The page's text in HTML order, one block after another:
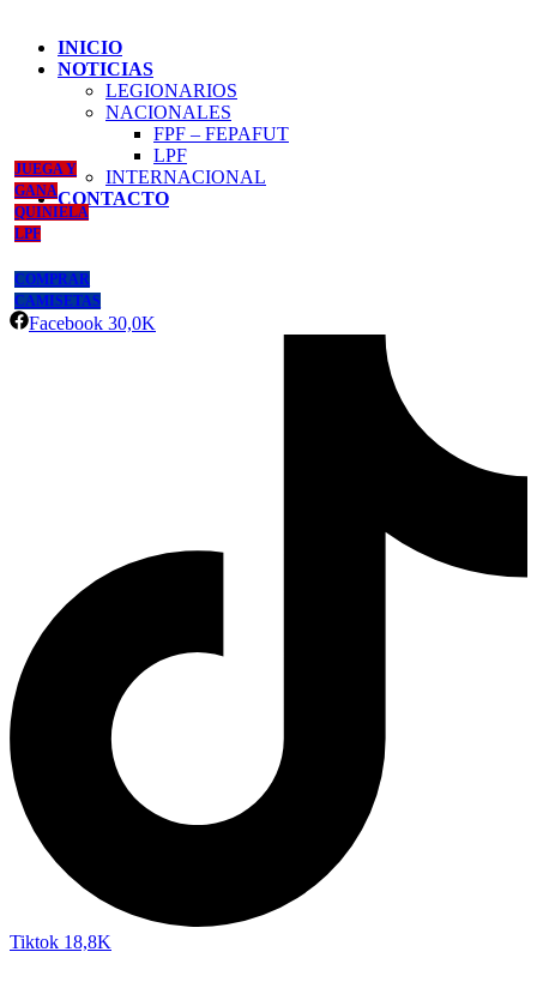
INICIO
NOTICIAS
LEGIONARIOS
NACIONALES
FPF – FEPAFUT
LPF
INTERNACIONAL
CONTACTO
JUEGA Y
GANA
QUINIELA
LPF
COMPRAR
CAMISETAS
Facebook 30,0K
Tiktok 18,8K